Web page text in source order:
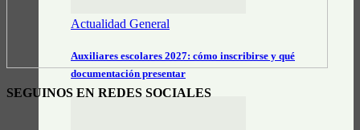
Actualidad General
Auxiliares escolares 2027: cómo inscribirse y qué
documentación presentar
SEGUINOS EN REDES SOCIALES